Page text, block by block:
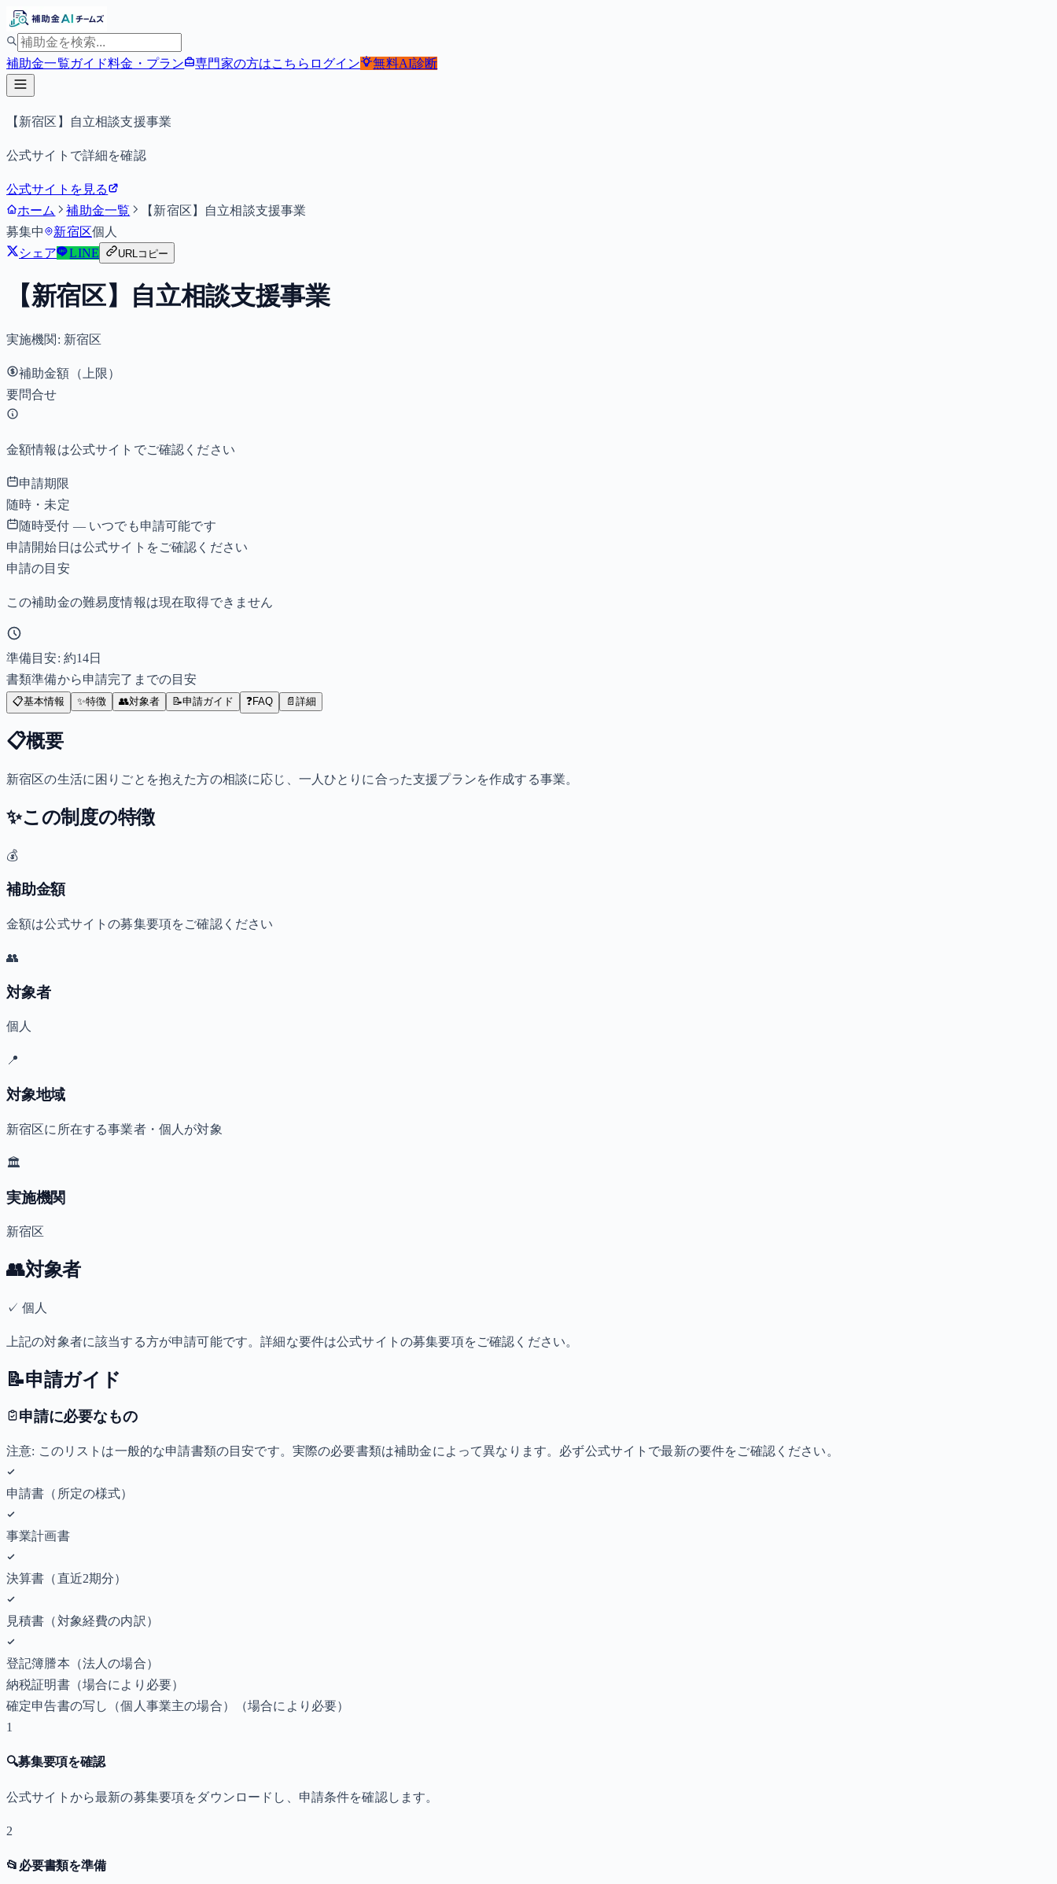
補助金一覧ガイド料金・プラン 専門家の方はこちら ログイン 無料AI診断
【新宿区】自立相談支援事業
公式サイトで詳細を確認
公式サイトを見る
ホーム
補助金一覧
【新宿区】自立相談支援事業
募集中
新宿区個人
シェア
LINE URLコピー
【新宿区】自立相談支援事業
実施機関: 新宿区
補助金額（上限）
要問合せ
金額情報は公式サイトでご確認ください
申請期限
随時・未定
随時受付 — いつでも申請可能です
申請開始日は公式サイトをご確認ください
申請の目安
この補助金の難易度情報は現在取得できません
準備目安: 約14日
書類準備から申請完了までの目安
📋基本情報 ✨特徴 👥対象者 📝申請ガイド ❓FAQ 📄 詳細
📋概要
新宿区の生活に困りごとを抱えた方の相談に応じ、一人ひとりに合った支援プランを作成する事業。
✨この制度の特徴
💰
補助金額
金額は公式サイトの募集要項をご確認ください
👥
対象者
個人
📍
対象地域
新宿区に所在する事業者・個人が対象
🏛️
実施機関
新宿区
👥対象者
✓個人
上記の対象者に該当する方が申請可能です。詳細な要件は公式サイトの募集要項をご確認ください。
📝申請ガイド
申請に必要なもの
注意: このリストは一般的な申請書類の目安です。実際の必要書類は補助金によって異なります。必ず公式サイトで最新の要件をご確認ください。
申請書（所定の様式）
事業計画書
決算書（直近2期分）
見積書（対象経費の内訳）
登記簿謄本（法人の場合）
納税証明書（場合により必要）
確定申告書の写し（個人事業主の場合）
（場合により必要）
1
🔍募集要項を確認
公式サイトから最新の募集要項をダウンロードし、申請条件を確認します。
2
📂 必要書類を準備